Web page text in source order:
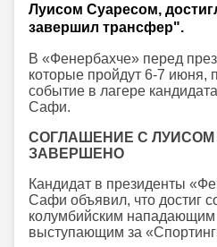
Луисом Суаресом,
завершил трансфер".
В «Фенербахче» перед
которые пройдут 6-7 июня,
событие в лагере
Сафи.
СОГЛАШЕНИЕ С ЛУИСОМ
ЗАВЕРШЕНО
Кандидат в президенты
Сафи объявил, что достиг
колумбийским
выступающим за